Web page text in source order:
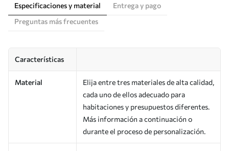
Especificaciones y material
Entrega y pago
Preguntas más frecuentes
Características
Material
Elija entre tres materiales de alta calidad,
cada uno de ellos adecuado para
habitaciones y presupuestos diferentes.
Más información a continuación o
durante el proceso de personalización.